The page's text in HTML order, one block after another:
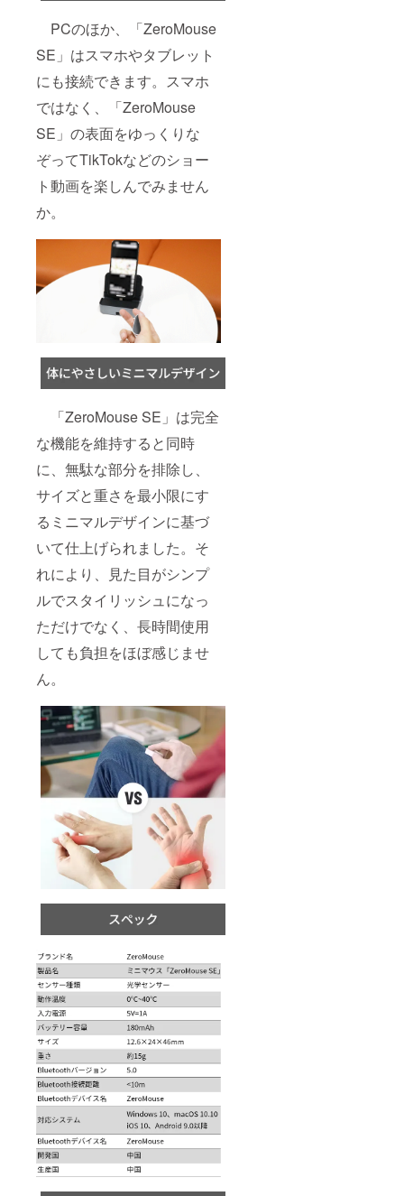
PCのほか、「ZeroMouse
SE」はスマホやタブレット
にも接続できます。スマホ
ではなく、「ZeroMouse
SE」の表面をゆっくりな
ぞってTikTokなどのショー
ト動画を楽しんでみません
か。
「ZeroMouse SE」は完全
な機能を維持すると同時
に、無駄な部分を排除し、
サイズと重さを最小限にす
るミニマルデザインに基づ
いて仕上げられました。そ
れにより、見た目がシンプ
ルでスタイリッシュになっ
ただけでなく、長時間使用
しても負担をほぼ感じませ
ん。